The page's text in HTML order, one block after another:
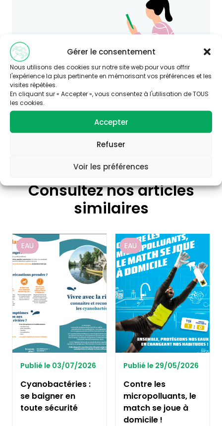
Gérer le consentement
Nous utilisons des cookies sur notre site web pour vous offrir
l'expérience la plus pertinente en mémorisant vos préférences et les
visites répétées.
En cliquant sur « Accepter », vous consentez à l'utilisation de TOUS
les cookies.
Accepter
Refuser
Voir les préférences
Consultez nos articles
similaires
EAU
Publié le 03/07/2026
Cyanobactéries :
se baigner en
toute sécurité
EAU
Publié le 29/05/2026
Contre les
micropolluants, le
match se joue à
domicile !